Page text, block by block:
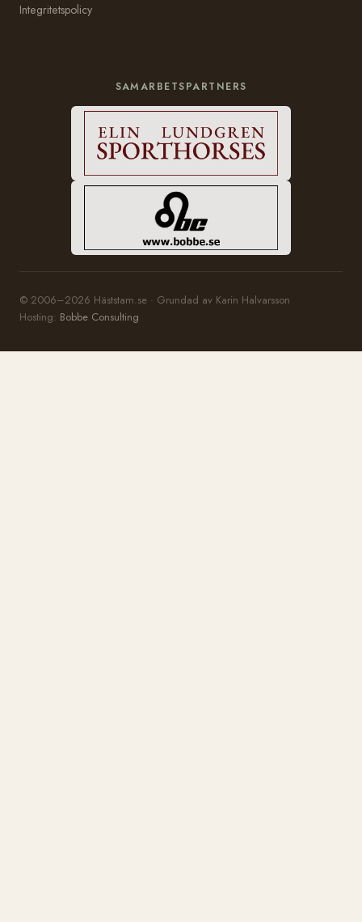
Integritetspolicy
SAMARBETSPARTNERS
© 2006–2026 Häststam.se · Grundad av Karin Halvarsson
Hosting: Bobbe Consulting